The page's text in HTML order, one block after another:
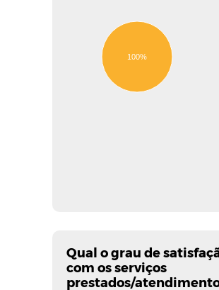
100%
Qual o grau de
com os serviços
prestados/